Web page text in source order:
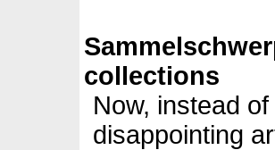
collections
Now, instead
disappointing